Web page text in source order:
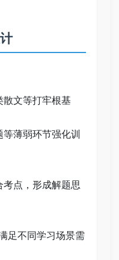
散文等打牢根基
等薄弱环节强化训
考点，形成解题思
足不同学习场景需